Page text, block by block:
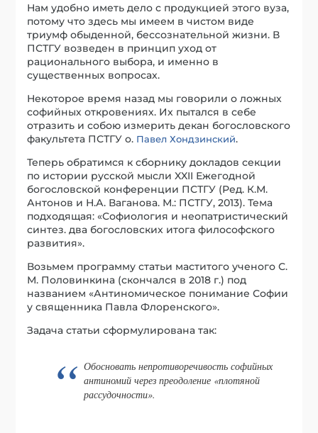
Нам удобно иметь дело с продукцией этого вуза,
потому что здесь мы имеем в чистом виде
триумф обыденной, бессознательной жизни. В
ПСТГУ возведен в принцип уход от
рационального выбора, и именно в
существенных вопросах.
Некоторое время назад мы говорили о ложных
софийных откровениях. Их пытался в себе
отразить и собою измерить декан богословского
факультета ПСТГУ о. Павел Хондзинский.
Теперь обратимся к сборнику докладов секции
по истории русской мысли XXII Ежегодной
богословской конференции ПСТГУ (Ред. К.М.
Антонов и Н.А. Ваганова. М.: ПСТГУ, 2013). Тема
подходящая: «Софиология и неопатристический
синтез. два богословских итога философского
развития».
Возьмем программу статьи маститого ученого С.
М. Половинкина (скончался в 2018 г.) под
названием «Антиномическое понимание Софии
у священника Павла Флоренского».
Задача статьи сформулирована так:
Обосновать непротиворечивость софийных
антиномий через преодоление «плотяной
рассудочности».